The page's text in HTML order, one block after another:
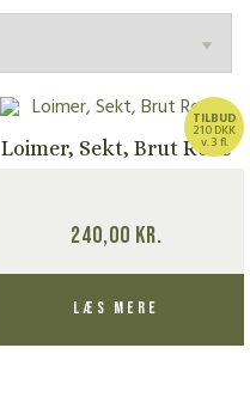
Loimer, Sekt, Brut Rosé
240,00 kr.
TILBUD
210 DKK
v. 3 fl.
Læs mere